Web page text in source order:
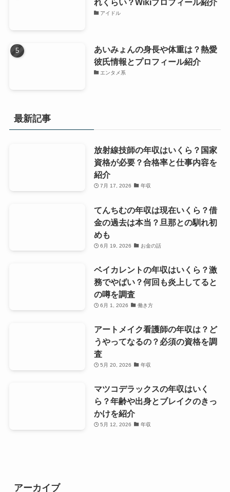
れくらい？Wikiプロフィール紹介
アイドル
あいみょんの身長や体重は？熱愛
彼氏情報とプロフィール紹介
エンタメ系
最新記事
放射線技師の年収はいくら？国家
資格が必要？合格率と仕事内容を
紹介
7月 17, 2026 年収
てんちむの年収は現在いくら？借
金の過去は本当？旦那との馴れ初
めも
6月 19, 2026 お金の話
ベイカレントの年収はいくら？激
務でやばい？何回も炎上してると
の噂を調査
6月 1, 2026 働き方
アートメイク看護師の年収は？ど
うやってなるの？必須の資格を調
査
5月 20, 2026 年収
マツコデラックスの年収はいく
ら？年齢や出身とブレイクのきっ
かけを紹介
5月 12, 2026 年収
アーカイブ